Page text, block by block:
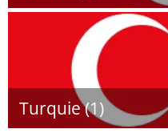
Turquie (1)